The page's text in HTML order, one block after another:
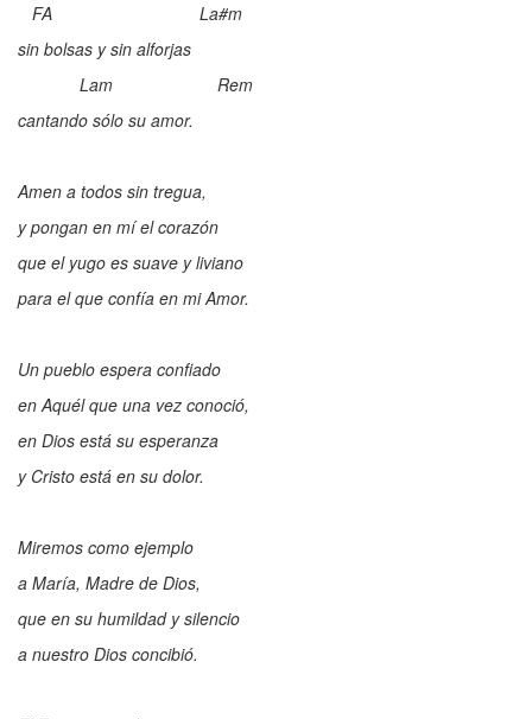
FA La#m
sin bolsas y sin alforjas
Lam Rem
cantando sólo su amor.
Amen a todos sin tregua,
y pongan en mí el corazón
que el yugo es suave y liviano
para el que confía en mi Amor.
Un pueblo espera confiado
en Aquél que una vez conoció,
en Dios está su esperanza
y Cristo está en su dolor.
Miremos como ejemplo
a María, Madre de Dios,
que en su humildad y silencio
a nuestro Dios concibió.